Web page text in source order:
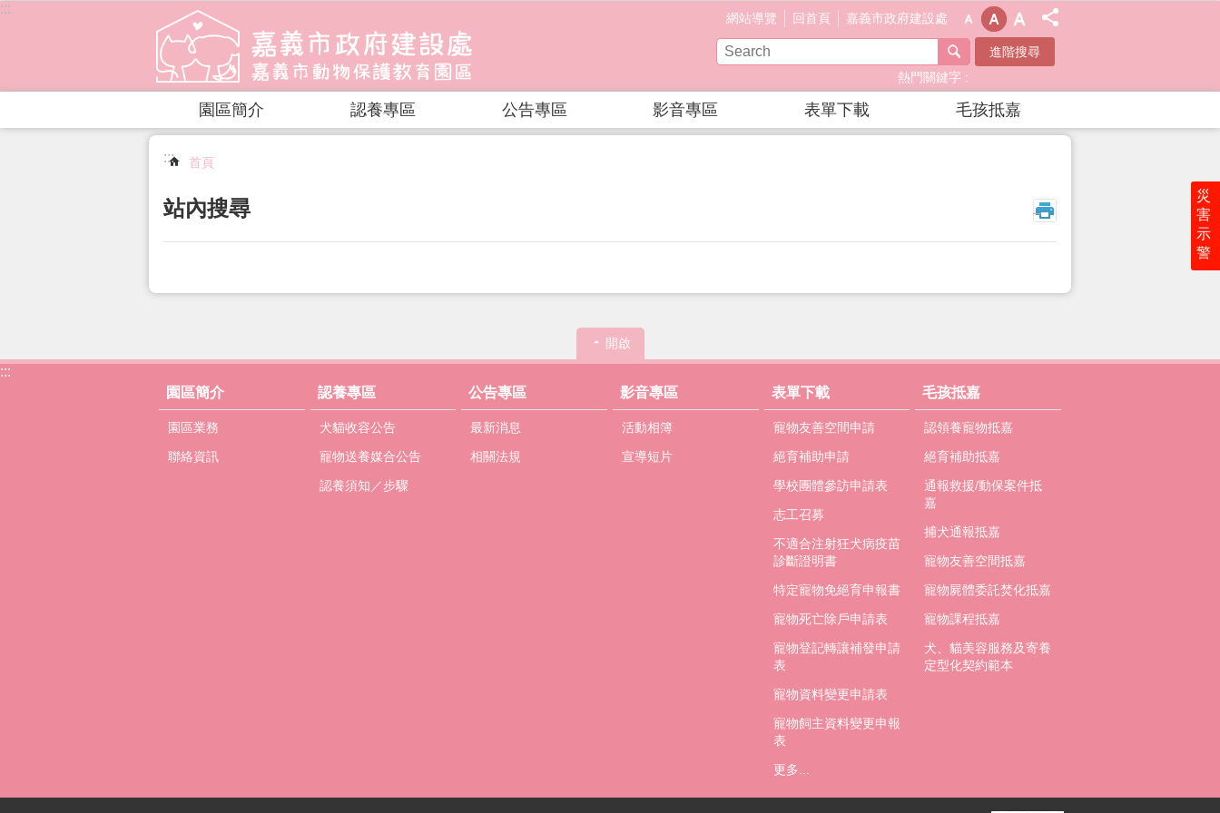
跳到主要內容區塊
災
害
示
警
:::
網站導覽 回首頁 嘉義市政府建設處
進階搜尋
熱門關鍵字
園區簡介 認養專區 公告專區 影音專區 表單下載 毛孩抵嘉
::: 首頁
站內搜尋 _
開啟
:::
園區簡介
園區業務
聯絡資訊
認養專區
犬貓收容公告
寵物送養媒合公告
認養須知／步驟
公告專區
最新消息
相關法規
影音專區
活動相簿
宣導短片
表單下載
寵物友善空間申請
絕育補助申請
學校團體參訪申請表
志工召募
不適合注射狂犬病疫苗
診斷證明書
特定寵物免絕育申報書
寵物死亡除戶申請表
寵物登記轉讓補發申請
表
寵物資料變更申請表
寵物飼主資料變更申報
表
更多...
毛孩抵嘉
認領養寵物抵嘉
絕育補助抵嘉
通報救援/動保案件抵
嘉
捕犬通報抵嘉
寵物友善空間抵嘉
寵物屍體委託焚化抵嘉
寵物課程抵嘉
犬、貓美容服務及寄養
定型化契約範本